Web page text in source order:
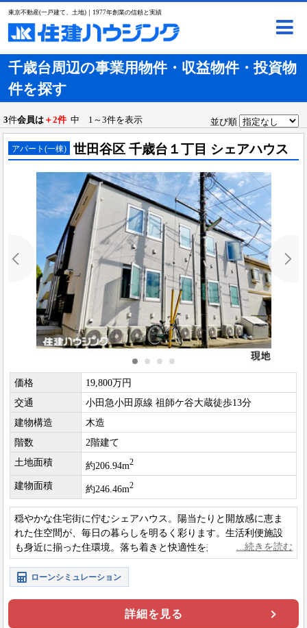
東京不動産(一戸建て、土地)｜1977年創業の信頼と実績
千歳台周辺の事業用物件・収益物件・投資物
件を探す
3件会員は ＋2件 中 1～3件を表示 並び順
アパート(一棟) 世田谷区 千歳台１丁目 シェアハウス
価格
19,800万円
交通
小田急小田原線 祖師ケ谷大蔵徒歩13分
建物構造
木造
階数
2階建て
土地面積
約206.94m2
建物面積 約246.46m2
穏やかな住宅街に佇むシェアハウス。陽当たりと開放感に恵ま
れた住空間が、毎日の暮らしを明るく彩ります。生活利便施設
も身近に揃った住環境。落ち着きと快適性を兼ね備えた魅力の
レジデンスです。
ローンシミュレーション
詳細を見る